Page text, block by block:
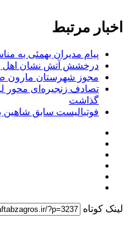
اخبار مرتبط
پیام مدیران بهمئی به
درخشش آتش نشان اهل
مجوز شهرستان مارون
گذاشت
فوتبالیست سابق شاهین
لینک کوتاه